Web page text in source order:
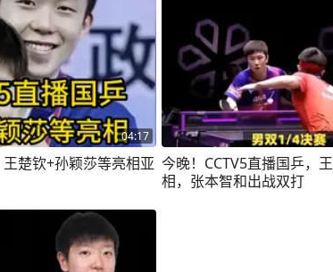
04:17
楚钦+孙颖莎等亮相亚 今晚！CCTV5直播国乒，
相，张本智和出战双打